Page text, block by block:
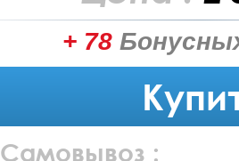
+ 78
Самовывоз :